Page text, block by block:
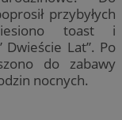
przybyłych
toast i
Dwieście Lat”. Po
do zabawy
nocnych.